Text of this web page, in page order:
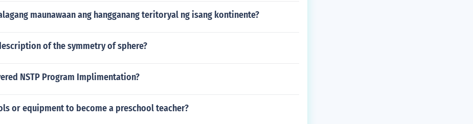
maunawaan ang hangganang teritoryal ng isang kontinente?
of the symmetry of sphere?
NSTP Program Implimentation?
or equipment to become a preschool teacher?